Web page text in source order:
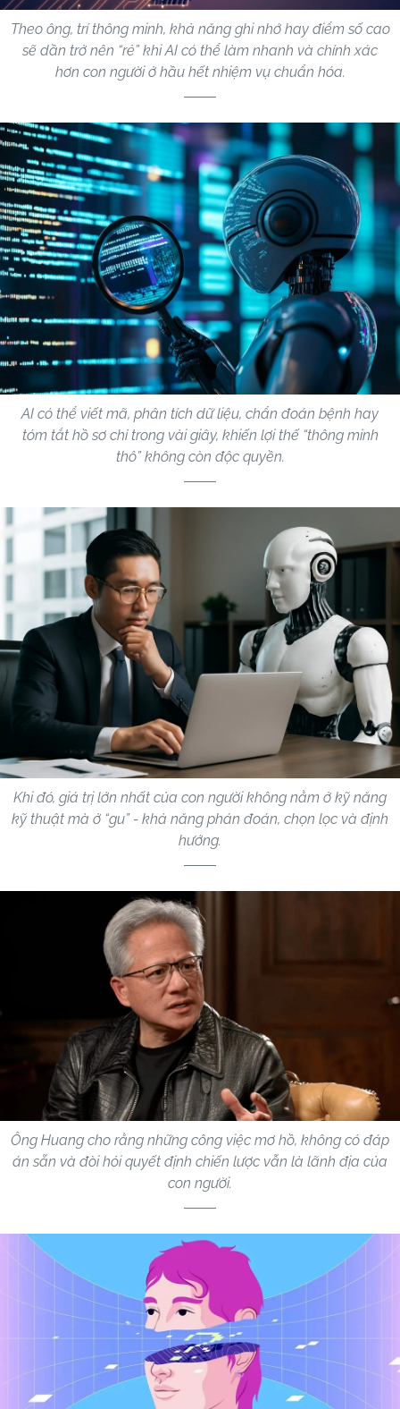
Theo ông, trí thông minh, khả năng ghi nhớ hay điểm số cao
sẽ dần trở nên “rẻ” khi AI có thể làm nhanh và chính xác
hơn con người ở hầu hết nhiệm vụ chuẩn hóa.
AI có thể viết mã, phân tích dữ liệu, chẩn đoán bệnh hay
tóm tắt hồ sơ chỉ trong vài giây, khiến lợi thế “thông minh
thô” không còn độc quyền.
Khi đó, giá trị lớn nhất của con người không nằm ở kỹ năng
kỹ thuật mà ở “gu” - khả năng phán đoán, chọn lọc và định
hướng.
Ông Huang cho rằng những công việc mơ hồ, không có đáp
án sẵn và đòi hỏi quyết định chiến lược vẫn là lãnh địa của
con người.